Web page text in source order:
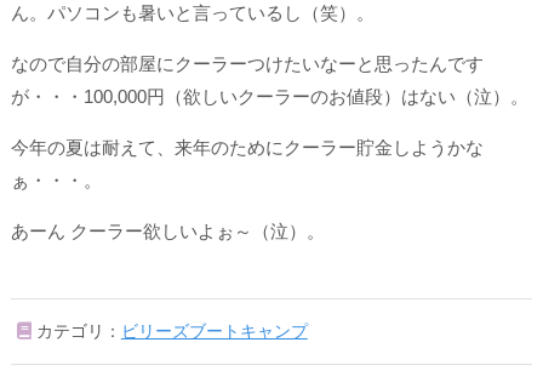
ん。パソコンも暑いと言っているし（笑）。
なので自分の部屋にクーラーつけたいなーと思ったんです
が・・・100,000円（欲しいクーラーのお値段）はない（泣）。
今年の夏は耐えて、来年のためにクーラー貯金しようかな
ぁ・・・。
あーん クーラー欲しいよぉ～（泣）。
カテゴリ： ビリーズブートキャンプ